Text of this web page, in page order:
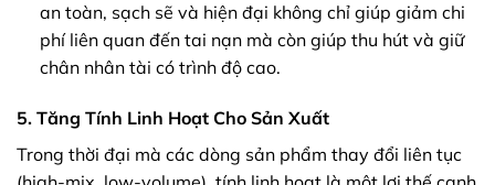
an toàn, sạch sẽ và hiện đại không chỉ giúp giảm chi
phí liên quan đến tai nạn mà còn giúp thu hút và giữ
chân nhân tài có trình độ cao.
5. Tăng Tính Linh Hoạt Cho Sản Xuất
Trong thời đại mà các dòng sản phẩm thay đổi liên tục